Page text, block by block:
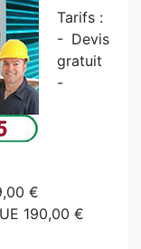
Tarifs :
- Devis
gratuit
-
€
190,00 €